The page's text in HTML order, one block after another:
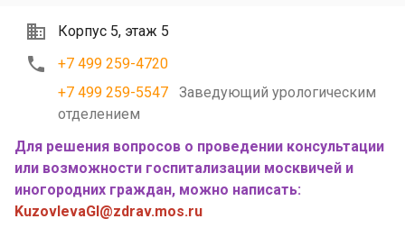
Корпус 5, этаж 5
+7 499 259-4720
+7 499 259-5547
Заведующий урологическим
отделением
Для решения вопросов о проведении консультации
или возможности госпитализации москвичей и
иногородних граждан, можно написать:
KuzovlevaGI@zdrav.mos.ru